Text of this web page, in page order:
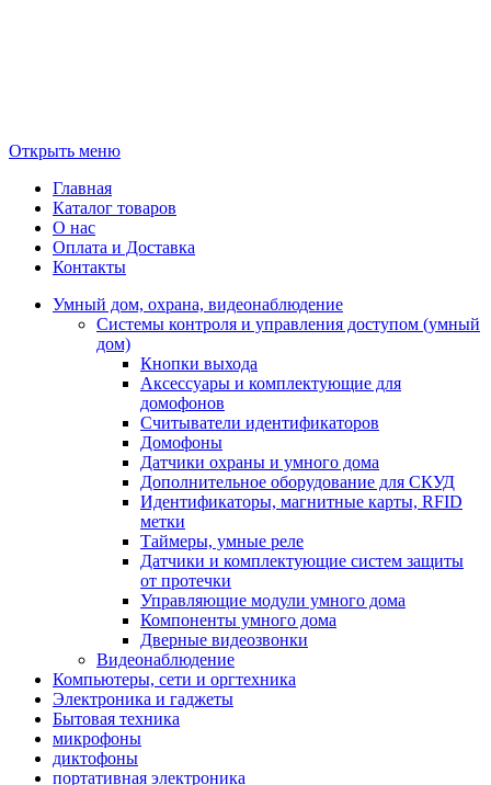
Открыть меню
Главная
Каталог товаров
О нас
Оплата и Доставка
Контакты
Умный дом, охрана, видеонаблюдение
Системы контроля и управления доступом (умный
дом)
Кнопки выхода
Аксессуары и комплектующие для
домофонов
Считыватели идентификаторов
Домофоны
Датчики охраны и умного дома
Дополнительное оборудование для СКУД
Идентификаторы, магнитные карты, RFID
метки
Таймеры, умные реле
Датчики и комплектующие систем защиты
от протечки
Управляющие модули умного дома
Компоненты умного дома
Дверные видеозвонки
Видеонаблюдение
Компьютеры, сети и оргтехника
Электроника и гаджеты
Бытовая техника
микрофоны
диктофоны
портативная электроника